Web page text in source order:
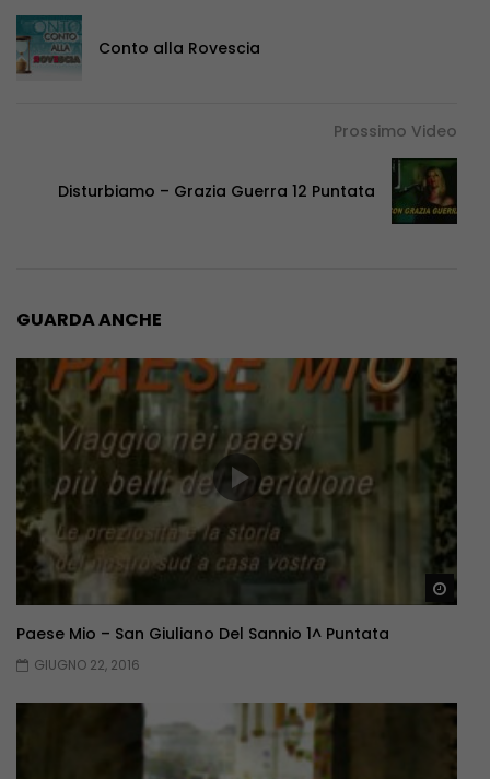
Conto alla Rovescia
Prossimo Video
Disturbiamo – Grazia Guerra 12 Puntata
GUARDA ANCHE
Paese Mio – San Giuliano Del Sannio 1^ Puntata
GIUGNO 22, 2016